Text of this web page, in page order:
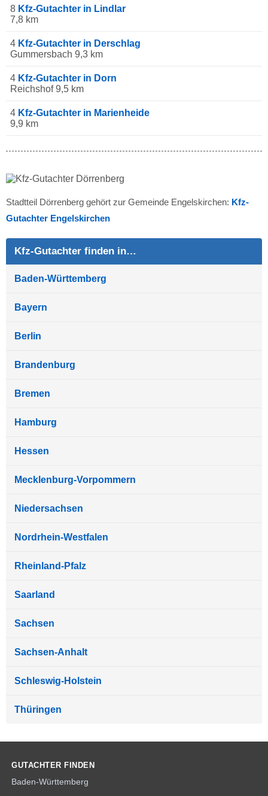
8 Kfz-Gutachter in Lindlar
7,8 km
4 Kfz-Gutachter in Derschlag
Gummersbach 9,3 km
4 Kfz-Gutachter in Dorn
Reichshof 9,5 km
4 Kfz-Gutachter in Marienheide
9,9 km
Stadtteil Dörrenberg gehört zur Gemeinde Engelskirchen: Kfz-
Gutachter Engelskirchen
Kfz-Gutachter finden in…
Baden-Württemberg
Bayern
Berlin
Brandenburg
Bremen
Hamburg
Hessen
Mecklenburg-Vorpommern
Niedersachsen
Nordrhein-Westfalen
Rheinland-Pfalz
Saarland
Sachsen
Sachsen-Anhalt
Schleswig-Holstein
Thüringen
GUTACHTER FINDEN
Baden-Württemberg